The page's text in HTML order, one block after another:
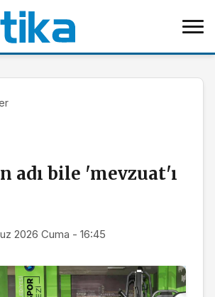
adı bile 'mevzuat'ı
2026 Cuma - 16:45